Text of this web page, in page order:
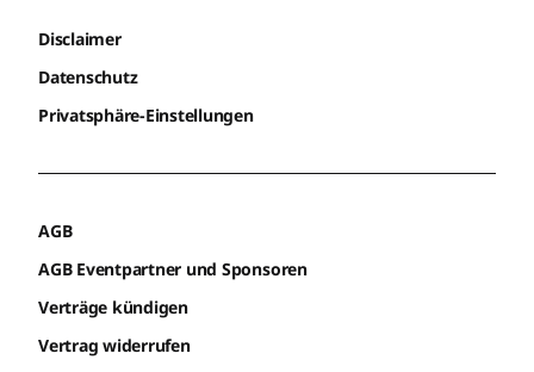
Disclaimer
Datenschutz
Privatsphäre-Einstellungen
AGB
AGB Eventpartner und Sponsoren
Verträge kündigen
Vertrag widerrufen